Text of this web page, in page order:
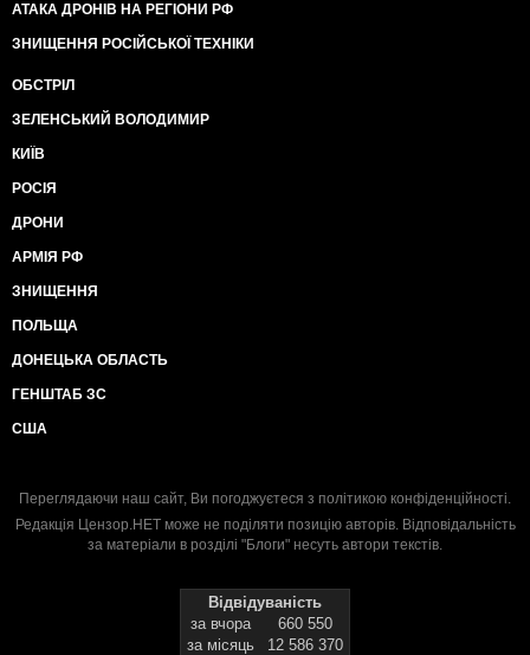
АТАКА ДРОНІВ НА РЕГІОНИ РФ
ЗНИЩЕННЯ РОСІЙСЬКОЇ ТЕХНІКИ
ОБСТРІЛ
ЗЕЛЕНСЬКИЙ ВОЛОДИМИР
КИЇВ
РОСІЯ
ДРОНИ
АРМІЯ РФ
ЗНИЩЕННЯ
ПОЛЬЩА
ДОНЕЦЬКА ОБЛАСТЬ
ГЕНШТАБ ЗС
США
Переглядаючи наш сайт, Ви погоджуєтеся з політикою конфіденційності.
Редакція Цензор.НЕТ може не поділяти позицію авторів. Відповідальність
за матеріали в розділі "Блоги" несуть автори текстів.
Відвідуваність
за вчора
660 550
за місяць
12 586 370